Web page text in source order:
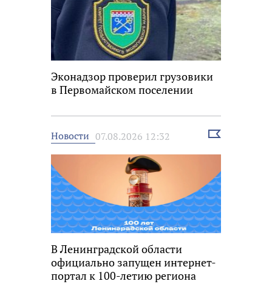
Эконадзор проверил грузовики
в Первомайском поселении
Новости 07.08.2026 12:32
Выбрать
В Ленинградской области
официально запущен интернет-
портал к 100-летию региона